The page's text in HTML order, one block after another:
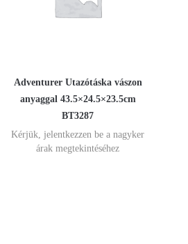
Adventurer Utazótáska vászon
anyaggal 43.5×24.5×23.5cm
BT3287
Kérjük, jelentkezzen be a nagyker
árak megtekintéséhez